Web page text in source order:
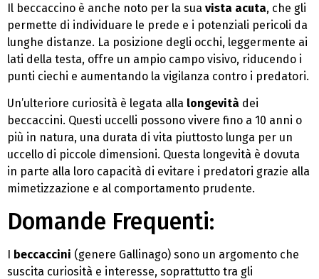
Il beccaccino è anche noto per la sua vista acuta, che gli
permette di individuare le prede e i potenziali pericoli da
lunghe distanze. La posizione degli occhi, leggermente ai
lati della testa, offre un ampio campo visivo, riducendo i
punti ciechi e aumentando la vigilanza contro i predatori.
Un’ulteriore curiosità è legata alla longevità dei
beccaccini. Questi uccelli possono vivere fino a 10 anni o
più in natura, una durata di vita piuttosto lunga per un
uccello di piccole dimensioni. Questa longevità è dovuta
in parte alla loro capacità di evitare i predatori grazie alla
mimetizzazione e al comportamento prudente.
Domande Frequenti:
I beccaccini (genere Gallinago) sono un argomento che
suscita curiosità e interesse, soprattutto tra gli